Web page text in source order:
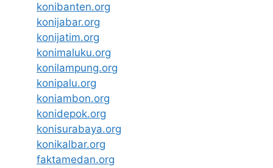
konibanten.org
konijabar.org
konijatim.org
konimaluku.org
konilampung.org
konipalu.org
koniambon.org
konidepok.org
konisurabaya.org
konikalbar.org
faktamedan.org